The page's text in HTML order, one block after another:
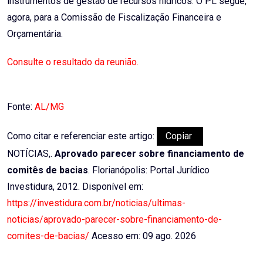
agora, para a Comissão de Fiscalização Financeira e
Orçamentária.
Consulte o resultado da reunião.
Fonte: AL/MG
Como citar e referenciar este artigo:
Copiar
NOTÍCIAS,. Aprovado parecer sobre financiamento de
comitês de bacias. Florianópolis: Portal Jurídico
Investidura, 2012. Disponível em:
https://investidura.com.br/noticias/ultimas-
noticias/aprovado-parecer-sobre-financiamento-de-
comites-de-bacias/ Acesso em: 09 ago. 2026